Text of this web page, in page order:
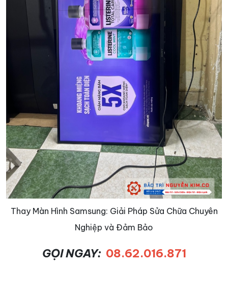
Thay Màn Hình Samsung: Giải Pháp Sửa Chữa Chuyên
Nghiệp và Đảm Bảo
GỌI NGAY: 08.62.016.871